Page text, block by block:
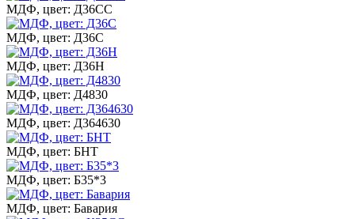
МДФ, цвет: Д36СС
МДФ, цвет: Д36С
МДФ, цвет: Д36Н
МДФ, цвет: Д4830
МДФ, цвет: Д364630
МДФ, цвет: БНТ
МДФ, цвет: Б35*3
МДФ, цвет: Бавария